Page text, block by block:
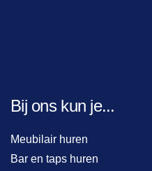
Bij ons kun je...
Meubilair huren
Bar en taps huren